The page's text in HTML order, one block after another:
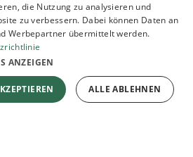
ENGLISH
die Nutzung zu analysieren und
zu verbessern. Dabei können Daten an
Werbepartner übermittelt werden.
ANZEIGEN
ALLE ABLEHNEN